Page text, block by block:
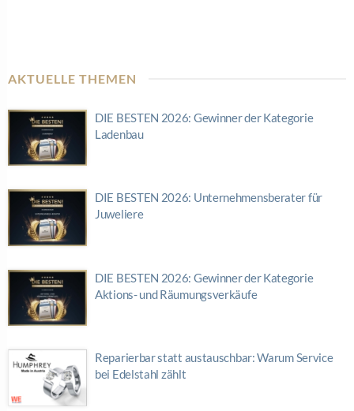
AKTUELLE THEMEN
DIE BESTEN 2026: Gewinner der Kategorie
Ladenbau
DIE BESTEN 2026: Unternehmensberater für
Juweliere
DIE BESTEN 2026: Gewinner der Kategorie
Aktions- und Räumungsverkäufe
Reparierbar statt austauschbar: Warum Service
bei Edelstahl zählt